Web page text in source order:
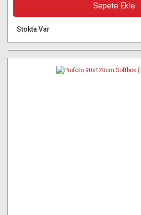
Sepete Ekle
Stokta Var